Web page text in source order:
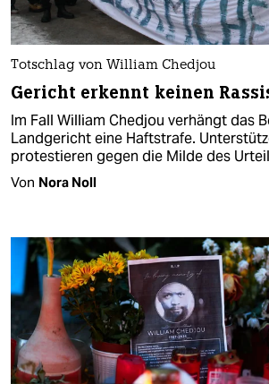
Totschlag von William Chedjou
Gericht erkennt keinen
Im Fall William Chedjou verhängt das
Landgericht eine Haftstrafe.
protestieren gegen die Milde des
Von Nora Noll